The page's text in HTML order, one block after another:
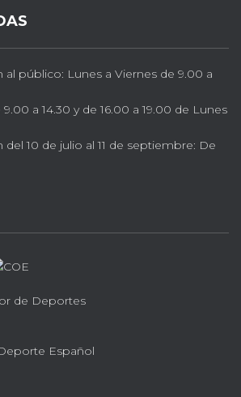
al público: Lunes a Viernes de 9.00 a
a 14.30 y de 16.00 a 19.00 de Lunes
10 de julio al 11 de septiembre: De